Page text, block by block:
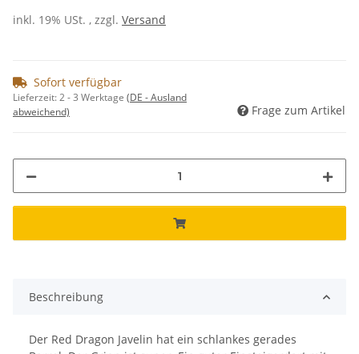
inkl. 19% USt. , zzgl. Versand
Sofort verfügbar
Lieferzeit:2 - 3 Werktage (DE - Ausland
abweichend)
Frage zum Artikel
Beschreibung
Der Red Dragon Javelin hat ein schlankes gerades